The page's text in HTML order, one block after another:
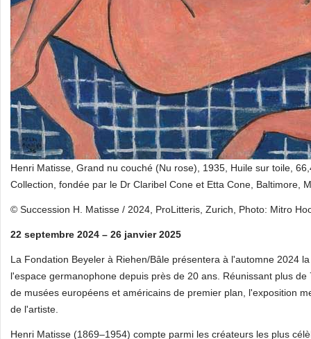
Henri Matisse, Grand nu couché (Nu rose), 1935, Huile sur toile,
Collection, fondée par le Dr Claribel Cone et Etta Cone, Baltimore,
© Succession H. Matisse / 2024, ProLitteris, Zurich, Photo: Mitro
22 septembre 2024 – 26 janvier 2025
La Fondation Beyeler à Riehen/Bâle présentera à l'automne 2024
l'espace germanophone depuis près de 20 ans. Réunissant plus
de musées européens et américains de premier plan, l'exposition
de l'artiste.
Henri Matisse (1869–1954) compte parmi les créateurs les plus